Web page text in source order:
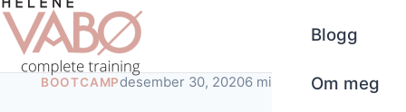
Blogg
Om meg
BOOTCAMPdesember 30, 20206 minutters lesetid